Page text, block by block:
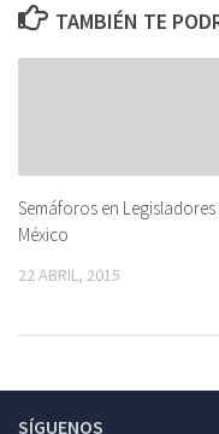
TAMBIÉN TE
Semáforos en Legisladores
México
22 ABRIL, 2015
SÍGUENOS